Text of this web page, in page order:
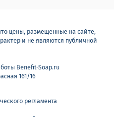
цены, размещенные на сайте,
и не являются публичной
Benefit-Soap.ru
161/16
регламента